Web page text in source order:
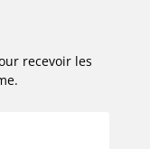
recevoir les